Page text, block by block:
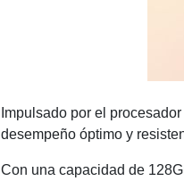
Impulsado por el
desempeño óptimo y
Con una capacidad de